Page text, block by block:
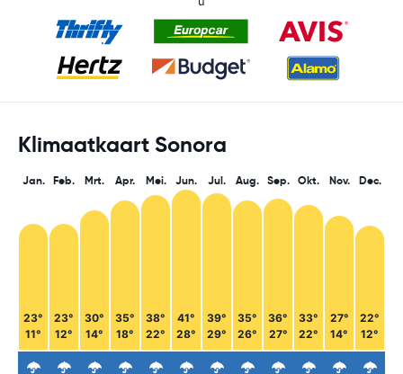
Klimaatkaart Sonora
Jan.
23°
11°
Feb.
23°
12°
Mrt.
30°
14°
Apr.
35°
18°
Mei.
38°
22°
Jun.
41°
28°
Jul.
39°
29°
Aug.
35°
26°
Sep.
36°
27°
Okt.
33°
22°
Nov.
27°
14°
Dec.
22°
12°